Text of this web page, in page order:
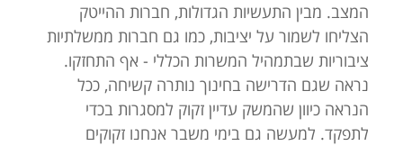
המצב. מבין התעשיות הגדולות, חברות ההייטק
הצליחו לשמור על יציבות, כמו גם חברות ממשלתיות
ציבוריות שבתמהיל המשרות הכללי - אף התחזקו.
נראה שגם הדרישה בחינוך נותרה קשיחה, ככל
הנראה כיוון שהמשק עדיין זקוק למסגרות בכדי
לתפקד. למעשה גם בימי משבר אנחנו זקוקים